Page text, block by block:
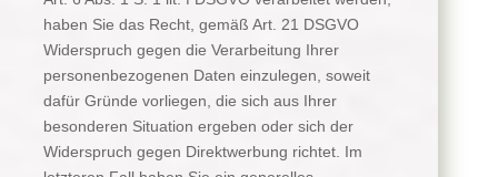
haben Sie das Recht, gemäß Art. 21 DSGVO
Widerspruch gegen die Verarbeitung Ihrer
personenbezogenen Daten einzulegen, soweit
dafür Gründe vorliegen, die sich aus Ihrer
besonderen Situation ergeben oder sich der
Widerspruch gegen Direktwerbung richtet. Im